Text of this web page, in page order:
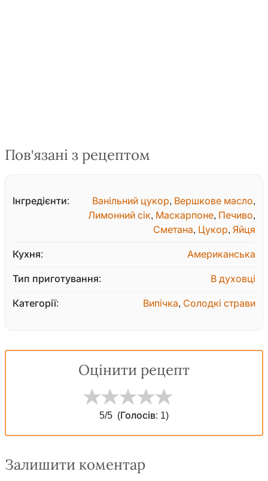
Пов'язані з рецептом
Інгредієнти: Ванільний цукор, Вершкове масло,
Лимонний сік, Маскарпоне, Печиво,
Сметана, Цукор, Яйця
Кухня: Американська
Тип приготування: В духовці
Категорії: Випічка, Солодкі страви
Оцінити рецепт
5/5 (Голосів: 1)
Залишити коментар